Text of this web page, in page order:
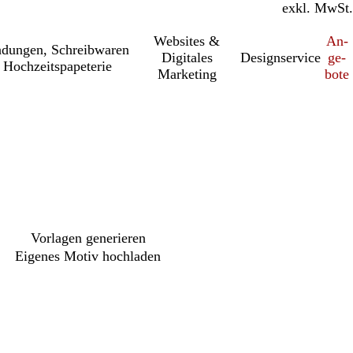
inkl. MwSt.
exkl. MwSt.
Schreib­wa­ren
Websites &
Digitales
Marketing
Designservice
An­­
ge­­
bo­­te
Vorlagen generieren
Eigenes Motiv hochladen